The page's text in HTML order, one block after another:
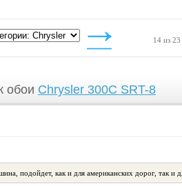
14 из 23
обои Chrysler 300C SRT-8
подойдет, как и для американских дорог, так и